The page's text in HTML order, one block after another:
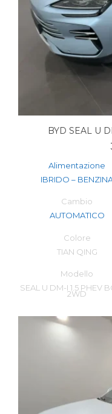
BYD SEAL U
Alimentazione
IBRIDO –
Cambio
AUTOMATICO
Colore
TIAN QING
Modello
SEAL U DM-I 1.5 PHEV
2WD